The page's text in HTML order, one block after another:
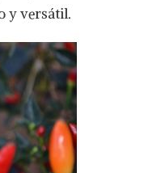
y versátil.